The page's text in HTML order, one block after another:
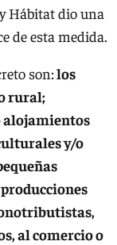
Hábitat dio una
de esta medida.
son:los
rural;
alojamientos
y/o
al comercio o